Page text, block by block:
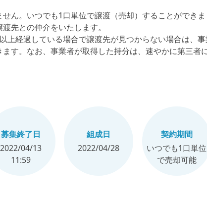
ん。いつでも1口単位で譲渡（売却）することができま
先との仲介をいたします。
上経過している場合で譲渡先が見つからない場合は、事
す。なお、事業者が取得した持分は、速やかに第三者
募集終了日
2022/04/13
11:59
組成日
2022/04/28
契約期間
いつでも1口単位
で売却可能